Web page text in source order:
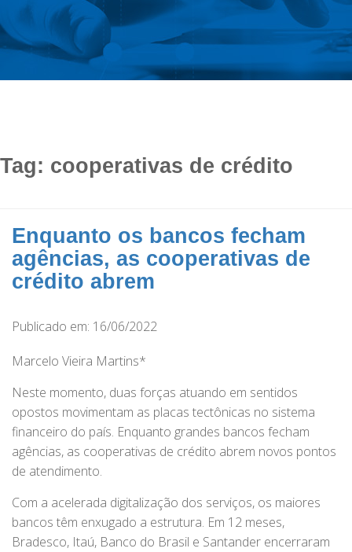
Tag: cooperativas de crédito
Enquanto os bancos fecham
agências, as cooperativas de
crédito abrem
Publicado em: 16/06/2022
Marcelo Vieira Martins*
Neste momento, duas forças atuando em sentidos
opostos movimentam as placas tectônicas no sistema
financeiro do país. Enquanto grandes bancos fecham
agências, as cooperativas de crédito abrem novos pontos
de atendimento.
Com a acelerada digitalização dos serviços, os maiores
bancos têm enxugado a estrutura. Em 12 meses,
Bradesco, Itaú, Banco do Brasil e Santander encerraram